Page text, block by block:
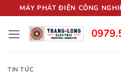
qua
nội
MÁY PHÁT ĐIỆN CÔNG
TIN TỨC